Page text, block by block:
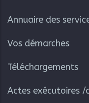
Annuaire des
Vos démarches
Téléchargements
Actes exécutoires